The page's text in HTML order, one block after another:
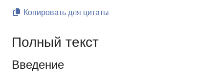
Копировать для цитаты
Полный текст
Введение